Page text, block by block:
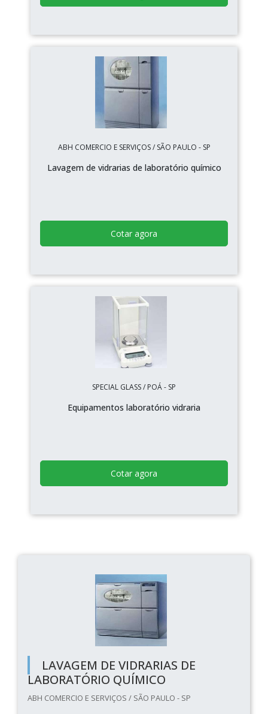
ABH COMERCIO E SERVIÇOS / SÃO PAULO - SP
Lavagem de vidrarias de laboratório químico
Cotar agora
SPECIAL GLASS / POÁ - SP
Equipamentos laboratório vidraria
Cotar agora
LAVAGEM DE VIDRARIAS DE
LABORATÓRIO QUÍMICO
ABH COMERCIO E SERVIÇOS / SÃO PAULO - SP